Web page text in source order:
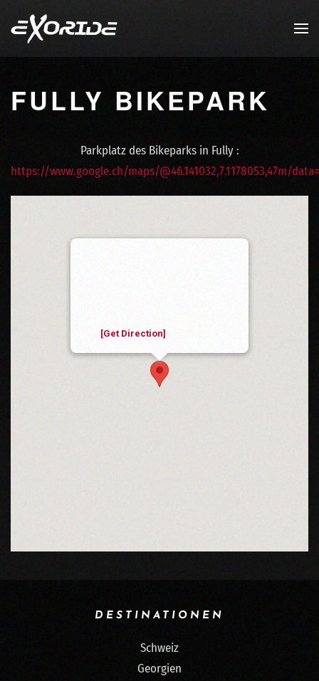
Zum Hauptinhalt springen
FULLY BIKEPARK
Parkplatz des Bikeparks in Fully :
https://www.google.ch/maps/@46.141032,7.1178053,47m/
[Get Direction]
DESTINATIONEN
Schweiz
Georgien